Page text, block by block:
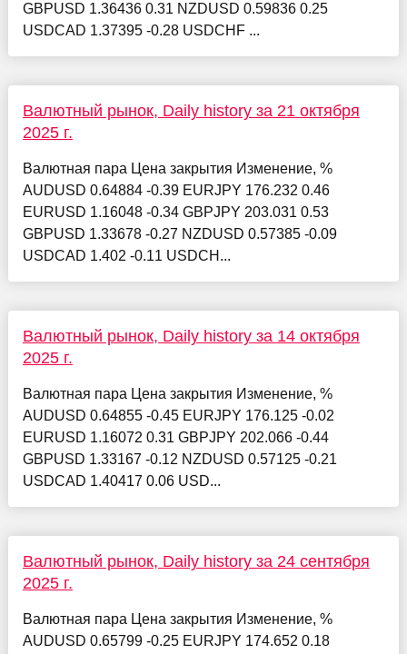
GBPUSD 1.36436 0.31 NZDUSD 0.59836 0.25
USDCAD 1.37395 -0.28 USDCHF ...
Валютный рынок, Daily history за 21 октября
2025 г.
Валютная пара Цена закрытия Изменение, %
AUDUSD 0.64884 -0.39 EURJPY 176.232 0.46
EURUSD 1.16048 -0.34 GBPJPY 203.031 0.53
GBPUSD 1.33678 -0.27 NZDUSD 0.57385 -0.09
USDCAD 1.402 -0.11 USDCH...
Валютный рынок, Daily history за 14 октября
2025 г.
Валютная пара Цена закрытия Изменение, %
AUDUSD 0.64855 -0.45 EURJPY 176.125 -0.02
EURUSD 1.16072 0.31 GBPJPY 202.066 -0.44
GBPUSD 1.33167 -0.12 NZDUSD 0.57125 -0.21
USDCAD 1.40417 0.06 USD...
Валютный рынок, Daily history за 24 сентября
2025 г.
Валютная пара Цена закрытия Изменение, %
AUDUSD 0.65799 -0.25 EURJPY 174.652 0.18